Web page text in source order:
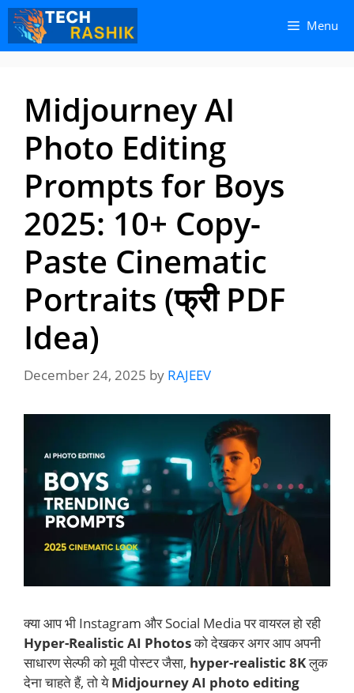
Skip
content
Skip
content
Menu
Midjourney AI
Photo Editing
Prompts for Boys
2025: 10+ Copy-
Paste Cinematic
Portraits (फ्री PDF
Idea)
December 24, 2025 by RAJEEV
क्या आप भी Instagram और Social Media पर वायरल हो रही
Hyper-Realistic AI Photosको देखकर अगर आप अपनी
साधारण सेल्फी को मूवी पोस्टर जैसा, hyper-realistic 8Kलुक
देना चाहते हैं, तो येMidjourney AI photo editing